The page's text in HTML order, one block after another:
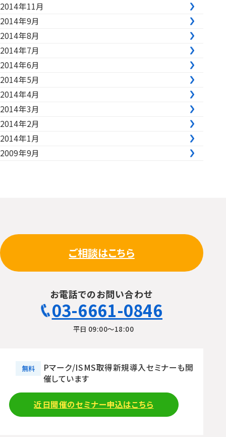
2014年11月
2014年9月
2014年8月
2014年7月
2014年6月
2014年5月
2014年4月
2014年3月
2014年2月
2014年1月
2009年9月
ご相談はこちら
お電話でのお問い合わせ
03-6661-0846
平日 09:00〜18:00
無料
Pマーク/ISMS取得新規導入セミナーも開
催しています
近日開催のセミナー申込はこちら